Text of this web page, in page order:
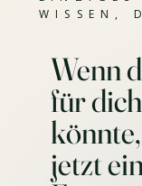
WISSEN,
Wenn
für
jetzt